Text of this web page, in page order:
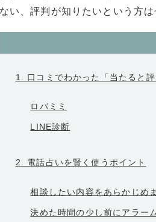
ない、評判が知りたいという方
1. 口コミでわかった「当たると評
ロバミミ
LINE診断
2. 電話占いを賢く使うポイント
相談したい内容をあらかじめ
決めた時間の少し前にアラー